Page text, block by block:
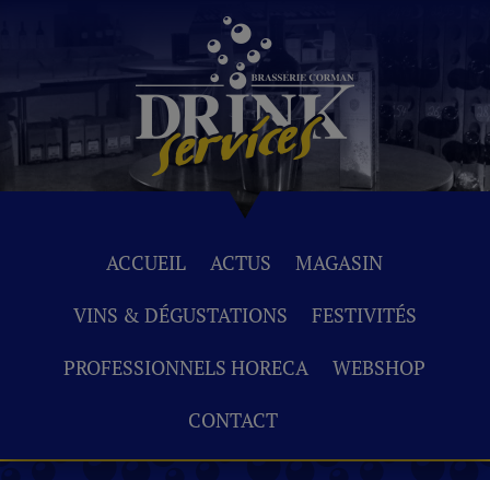
ACCUEIL ACTUS
MAGASIN
VINS & DÉGUSTATIONS
FESTIVITÉS
PROFESSIONNELS HORECA
WEBSHOP
CONTACT